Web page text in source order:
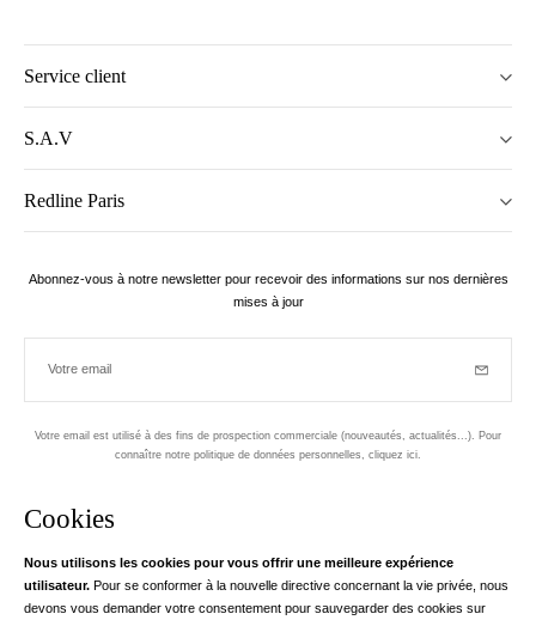
Cookies
Nous utilisons les cookies pour vous offrir une meilleure expérience
utilisateur. Pour se conformer à la nouvelle directive concernant la vie privée, nous
devons vous demander votre consentement pour sauvegarder des cookies sur
Service client
S.A.V
Redline Paris
Abonnez-vous à notre newsletter pour recevoir des informations sur nos dernières
mises à jour
Votre email
Votre email est utilisé à des fins de prospection commerciale (nouveautés, actualités...). Pour
connaître notre politique de données personnelles, cliquez ici.
Votre adresse email